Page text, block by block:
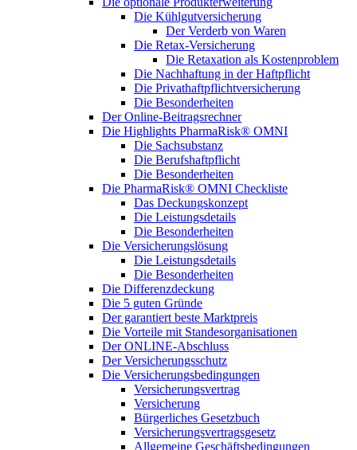
Die Kühlgutversicherung
Der Verderb von Waren
Die Retax-Versicherung
Die Retaxation als Kostenproblem
Die Nachhaftung in der Haftpflicht
Die Privathaftpflichtversicherung
Die Besonderheiten
Der Online-Beitragsrechner
Die Highlights PharmaRisk® OMNI
Die Sachsubstanz
Die Berufshaftpflicht
Die Besonderheiten
Die PharmaRisk® OMNI Checkliste
Das Deckungskonzept
Die Leistungsdetails
Die Besonderheiten
Die Versicherungslösung
Die Leistungsdetails
Die Besonderheiten
Die Differenzdeckung
Die 5 guten Gründe
Der garantiert beste Marktpreis
Die Vorteile mit Standesorganisationen
Der ONLINE-Abschluss
Der Versicherungsschutz
Die Versicherungsbedingungen
Versicherungsvertrag
Versicherung
Bürgerliches Gesetzbuch
Versicherungsvertragsgesetz
Allgemeine Geschäftsbedingungen